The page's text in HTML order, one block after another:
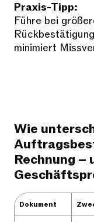
Praxis-Tipp:
Führe bei
minimiert
Wie
Rechnung –
Dokument